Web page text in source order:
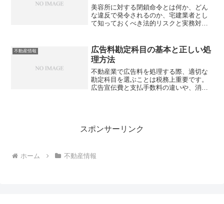
美容所に対する閉鎖命令とは何か、どん
な違反で発令されるのか、宅建業者とし
て知っておくべき法的リスクと実務対応
不動産情報
広告料勘定科目の基本と正しい処
理方法
不動産業で広告料を処理する際、適切な
勘定科目を選ぶことは税務上重要です。
広告宣伝費と支払手数料の違いや、消費
スポンサーリンク
ホーム 不動産情報